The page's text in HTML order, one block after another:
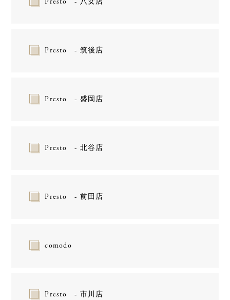
Presto - 筑後店
Presto - 盛岡店
Presto - 北谷店
Presto - 前田店
comodo
Presto - 市川店